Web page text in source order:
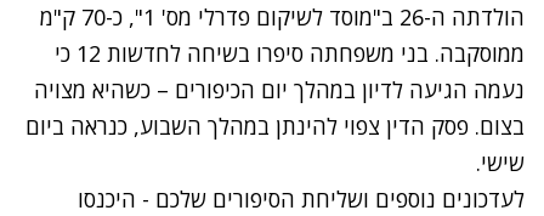
הולדתה ה-26 ב"מוסד לשיקום פדרלי מס' 1", כ-70 ק"מ
ממוסקבה. בני משפחתה סיפרו בשיחה לחדשות 12 כי
נעמה הגיעה לדיון במהלך יום הכיפורים – כשהיא מצויה
בצום. פסק הדין צפוי להינתן במהלך השבוע, כנראה ביום
שישי.
לעדכונים נוספים ושליחת הסיפורים שלכם - היכנסו